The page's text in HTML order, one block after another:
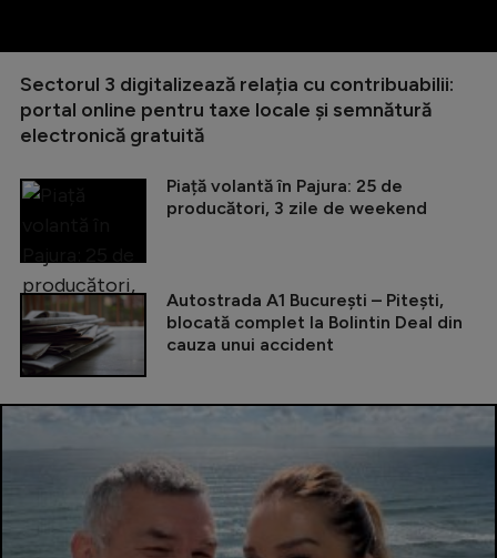
Sectorul 3 digitalizează relația cu contribuabilii:
portal online pentru taxe locale și semnătură
electronică gratuită
Piață volantă în Pajura: 25 de
producători, 3 zile de weekend
Autostrada A1 București – Pitești,
blocată complet la Bolintin Deal din
cauza unui accident